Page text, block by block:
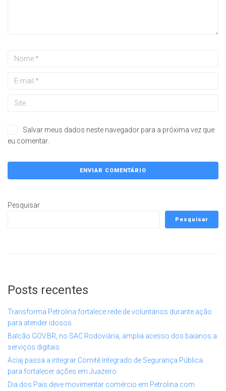
Salvar meus dados neste navegador para a próxima vez que
eu comentar.
Pesquisar
Pesquisar
Posts recentes
Transforma Petrolina fortalece rede de voluntários durante ação
para atender idosos
Balcão GOV.BR, no SAC Rodoviária, amplia acesso dos baianos a
serviços digitais
Aciaj passa a integrar Comitê Integrado de Segurança Pública
para fortalecer ações em Juazeiro
Dia dos Pais deve movimentar comércio em Petrolina com